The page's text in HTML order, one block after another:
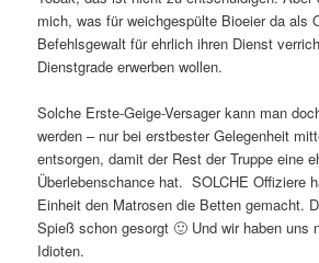
mich, was für weichgespülte Bioeier da als
Befehlsgewalt für ehrlich ihren Dienst
Dienstgrade erwerben wollen.
Solche Erste-Geige-Versager kann man
werden – nur bei erstbester Gelegenheit
entsorgen, damit der Rest der Truppe eine
Überlebenschance hat. SOLCHE Offiziere
Einheit den Matrosen die Betten gemacht.
Spieß schon gesorgt 🙂 Und wir haben uns
Idioten.